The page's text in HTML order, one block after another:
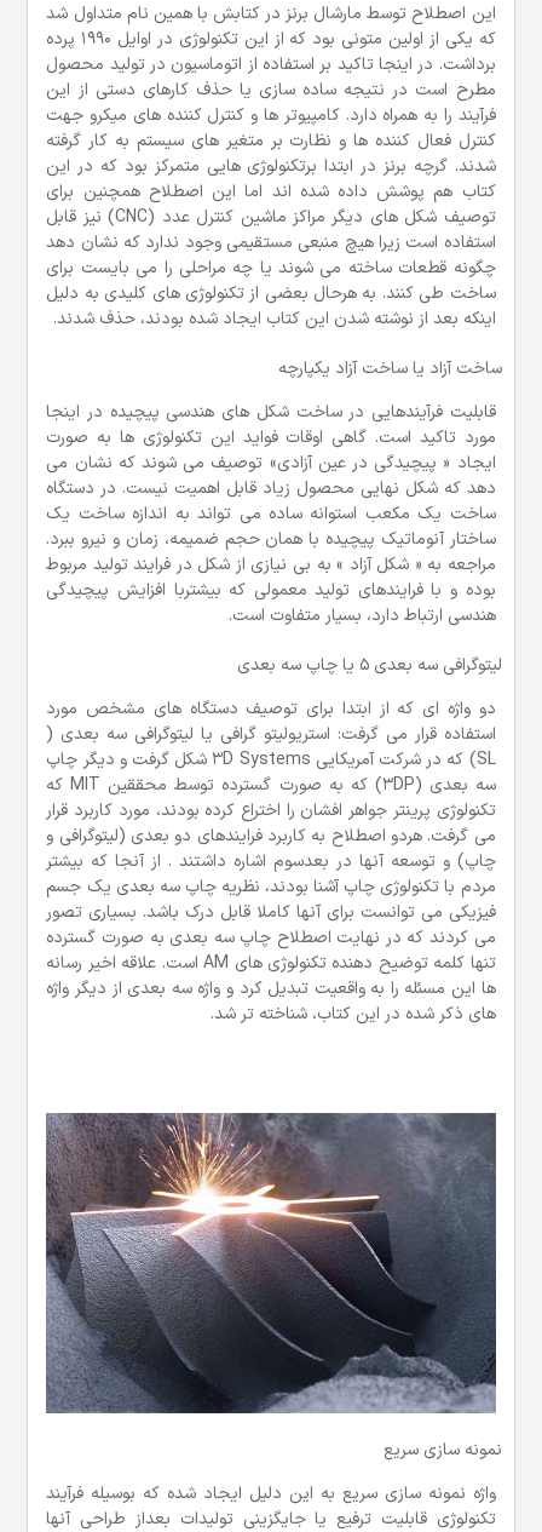
این اصطلاح توسط مارشال برنز در کتابش با همین نام متداول شد
که یکی از اولین متونی بود که از این تکنولوژی در اوایل 1990 پرده
برداشت. در اینجا تاکید بر استفاده از اتوماسیون در تولید محصول
مطرح است در نتیجه ساده سازی یا حذف کارهای دستی از این
فرآیند را به همراه دارد. کامپیوتر ها و کنترل کننده های میکرو جهت
کنترل فعال کننده ها و نظارت بر متغیر های سیستم به کار گرفته
شدند. گرچه برنز در ابتدا برتکنولوژی هایی متمرکز بود که در این
کتاب هم پوشش داده شده اند اما این اصطلاح همچنین برای
توصیف شکل های دیگر مراکز ماشین کنترل عدد (CNC) نیز قابل
استفاده است زیرا هیچ منبعی مستقیمی وجود ندارد که نشان دهد
چگونه قطعات ساخته می شوند یا چه مراحلی را می بایست برای
ساخت طی کنند. به هرحال بعضی از تکنولوژی های کلیدی به دلیل
اینکه بعد از نوشته شدن این کتاب ایجاد شده بودند، حذف شدند.
ساخت آزاد یا ساخت آزاد یکپارچه
قابلیت فرآیندهایی در ساخت شکل های هندسی پیچیده در اینجا
مورد تاکید است. گاهی اوقات فواید این تکنولوژی ها به صورت
ایجاد « پیچیدگی در عین آزادی» توصیف می شوند که نشان می
دهد که شکل نهایی محصول زیاد قابل اهمیت نیست. در دستگاه
ساخت یک مکعب استوانه ساده می تواند به اندازه ساخت یک
ساختار آنوماتیک پیچیده با همان حجم ضمیمه، زمان و نیرو ببرد.
مراجعه به « شکل آزاد » به بی نیازی از شکل در فرایند تولید مربوط
بوده و با فرایندهای تولید معمولی که بیشتربا افزایش پیچیدگی
هندسی ارتباط دارد، بسیار متفاوت است.
لیتوگرافی سه بعدی 5 یا چاپ سه بعدی
دو واژه ای که از ابتدا برای توصیف دستگاه های مشخص مورد
استفاده قرار می گرفت: استریولیتو گرافی یا لیتوگرافی سه بعدی (
SL) که در شرکت آمریکایی 3D Systems شکل گرفت و دیگر چاپ
سه بعدی (3DP) که به صورت گسترده توسط محققین MIT که
تکنولوژی پرینتر جواهر افشان را اختراع کرده بودند، مورد کاربرد قرار
می گرفت. هردو اصطلاح به کاربرد فرایندهای دو بعدی (لیتوگرافی و
چاپ) و توسعه آنها در بعدسوم اشاره داشتند . از آنجا که بیشتر
مردم با تکنولوژی چاپ آشنا بودند، نظریه چاپ سه بعدی یک جسم
فیزیکی می توانست برای آنها کاملا قابل درک باشد. بسیاری تصور
می کردند که در نهایت اصطلاح چاپ سه بعدی به صورت گسترده
تنها کلمه توضیح دهنده تکنولوژی های AM است. علاقه اخیر رسانه
ها این مسئله را به واقعیت تبدیل کرد و واژه سه بعدی از دیگر واژه
های ذکر شده در این کتاب، شناخته تر شد.
نمونه سازی سریع
واژه نمونه سازی سریع به این دلیل ایجاد شده که بوسیله فرآیند
تکنولوژی قابلیت ترفیع یا جایگزینی تولیدات بعداز طراحی آنها